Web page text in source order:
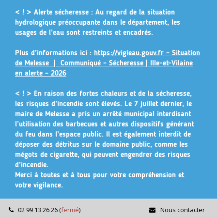
< ! > Alerte sécheresse : Au regard de la situation
hydrologique préoccupante dans le département, les
usages de l’eau sont restreints et encadrés.
Plus d’informations ici : https://vigieau.gouv.fr – Situation
de Melesse | Communiqué – Sécheresse | Ille-et-Vilaine
en alerte – 2026
< ! > En raison des fortes chaleurs et de la sécheresse,
les risques d’incendie sont élevés. Le 7 juillet dernier, le
maire de Melesse a pris un arrêté municipal interdisant
l’utilisation des barbecues et autres dispositifs générant
du feu dans l’espace public. Il est également interdit de
déposer des détritus sur le domaine public, comme les
mégots de cigarette, qui peuvent engendrer des risques
d’incendie.
Merci à toutes et à tous pour votre compréhension et
votre vigilance.
02 99 13 26 26(fermé) Nous contacter